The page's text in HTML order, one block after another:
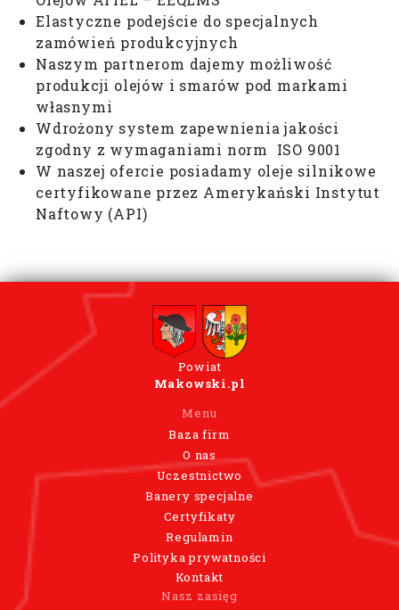
Elastyczne podejście do specjalnych
zamówień produkcyjnych
Naszym partnerom dajemy możliwość
produkcji olejów i smarów pod markami
własnymi
Wdrożony system zapewnienia jakości
zgodny z wymaganiami norm ISO 9001
W naszej ofercie posiadamy oleje silnikowe
certyfikowane przez Amerykański Instytut
Naftowy (API)
Powiat
Makowski.pl
Menu
Baza firm
O nas
Uczestnictwo
Banery specjalne
Certyfikaty
Regulamin
Polityka prywatności
Kontakt
Nasz zasięg